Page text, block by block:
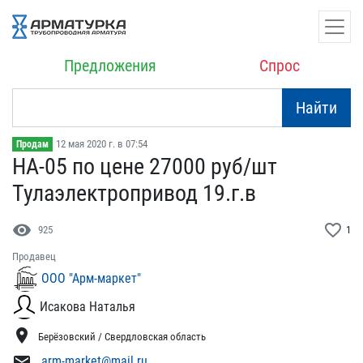
Предложения Спрос
Найти
Продам 12 мая 2020 г. в 07:54
НА-05 по цене 27000 руб/​шт
Тулаэлектропривод 19.​г.в
visibility 925 favorite_border 1
Продавец
ООО "Арм-маркет"
Исакова Наталья
location_on Берёзовский / Свердловская область